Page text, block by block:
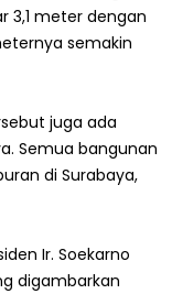
3,1 meter dengan
semakin
juga ada
Semua bangunan
di Surabaya,
Ir. Soekarno
digambarkan